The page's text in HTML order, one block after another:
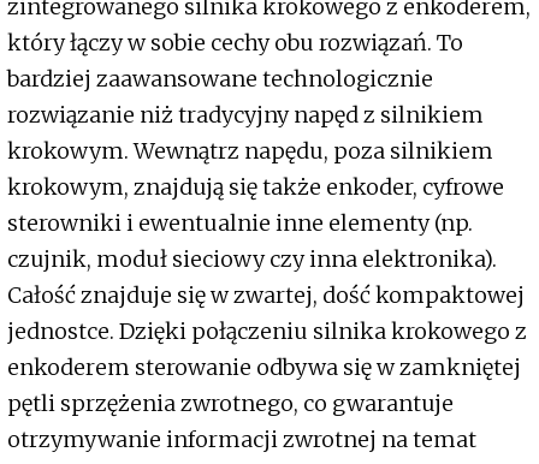
zintegrowanego silnika krokowego z enkoderem,
który łączy w sobie cechy obu rozwiązań. To
bardziej zaawansowane technologicznie
rozwiązanie niż tradycyjny napęd z silnikiem
krokowym. Wewnątrz napędu, poza silnikiem
krokowym, znajdują się także enkoder, cyfrowe
sterowniki i ewentualnie inne elementy (np.
czujnik, moduł sieciowy czy inna elektronika).
Całość znajduje się w zwartej, dość kompaktowej
jednostce. Dzięki połączeniu silnika krokowego z
enkoderem sterowanie odbywa się w zamkniętej
pętli sprzężenia zwrotnego, co gwarantuje
otrzymywanie informacji zwrotnej na temat